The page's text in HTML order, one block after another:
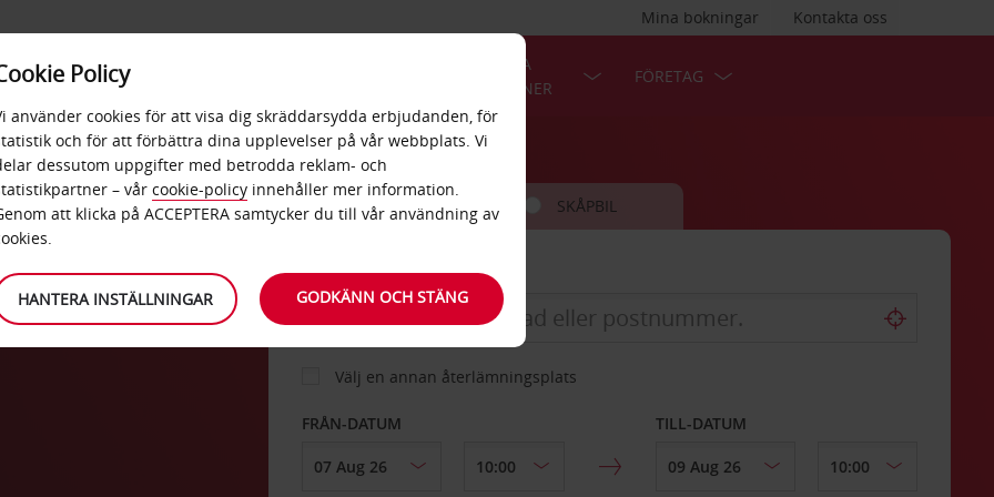
Kontakta oss
Mina bokningar
ERBJUDANDEN
POPULÄRA
DESTINATIONER
FÖRETAG
BIL SKÅPBIL
HÄMTA FRÅN
Välj en annan återlämningsplats
FRÅN-DATUM TILL-DATUM
Policy
använder cookies för att visa dig skräddarsydda erbjudanden, för
och för att förbättra dina upplevelser på vår webbplats. Vi
dessutom uppgifter med betrodda reklam- och
– vår cookie-policy innehåller mer information.
att klicka på ACCEPTERA samtycker du till vår användning av
HANTERA INSTÄLLNINGAR GODKÄNN OCH STÄNG